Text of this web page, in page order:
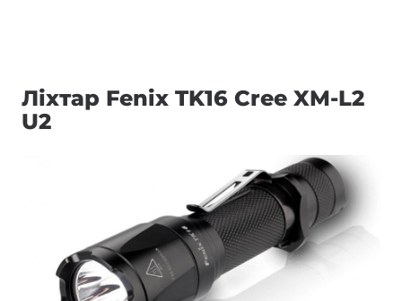
Ліхтар Fenix TK16 Cree XM-L2
U2